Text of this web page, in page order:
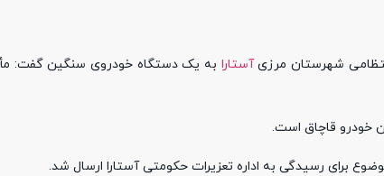
شهرستان مرزیآستارا به یک دستگاه خودروی سنگین گفت:
خودرو قاچاق است.
برای رسیدگی به اداره تعزیرات حکومتی آستارا ارسال شد.